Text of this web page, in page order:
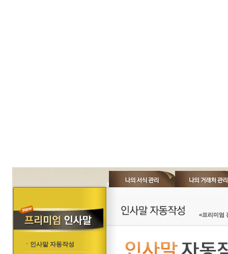
ㆍ인사말 자동작성
<프리미엄